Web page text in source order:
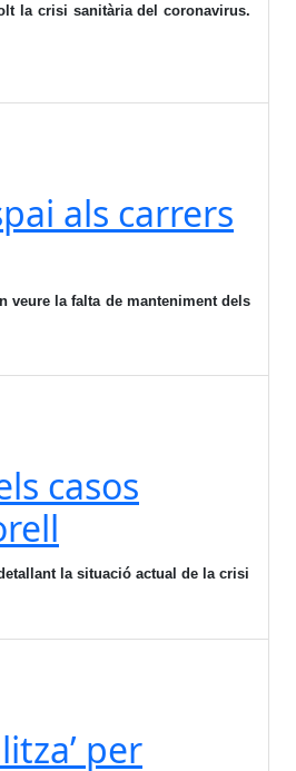
la crisi sanitària del coronavirus.
als carrers
veure la falta de manteniment dels
casos
la situació actual de la crisi
per